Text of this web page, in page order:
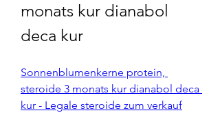
monats kur dianabol
deca kur
Sonnenblumenkerne protein,
steroide 3 monats kur dianabol deca
kur - Legale steroide zum verkauf